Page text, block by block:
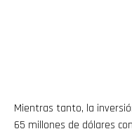
Mientras tanto, la
65 millones de dólares